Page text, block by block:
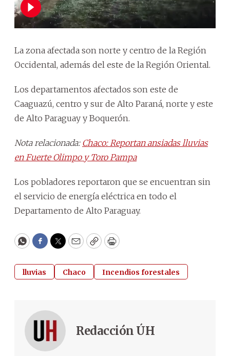
La zona afectada son norte y centro de la Región
Occidental, además del este de la Región Oriental.
Los departamentos afectados son este de
Caaguazú, centro y sur de Alto Paraná, norte y este
de Alto Paraguay y Boquerón.
Nota relacionada: Chaco: Reportan ansiadas lluvias
en Fuerte Olimpo y Toro Pampa
Los pobladores reportaron que se encuentran sin
el servicio de energía eléctrica en todo el
Departamento de Alto Paraguay.
WhatsApp
Facebook
Twitter
EmailCopyPrint
lluvias Chaco Incendios forestales
Redacción ÚH